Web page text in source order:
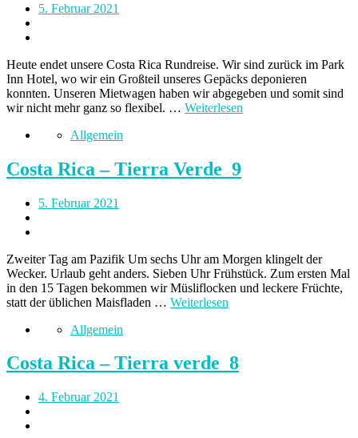
5. Februar 2021
Heute endet unsere Costa Rica Rundreise. Wir sind zurück im Park
Inn Hotel, wo wir ein Großteil unseres Gepäcks deponieren
konnten. Unseren Mietwagen haben wir abgegeben und somit sind
wir nicht mehr ganz so flexibel. … Weiterlesen
Allgemein
Costa Rica – Tierra Verde_9
5. Februar 2021
Zweiter Tag am Pazifik Um sechs Uhr am Morgen klingelt der
Wecker. Urlaub geht anders. Sieben Uhr Frühstück. Zum ersten Mal
in den 15 Tagen bekommen wir Müsliflocken und leckere Früchte,
statt der üblichen Maisfladen … Weiterlesen
Allgemein
Costa Rica – Tierra verde_8
4. Februar 2021